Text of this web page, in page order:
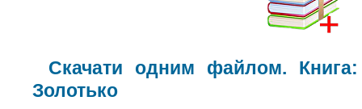
Скачати одним файлом.
Золотько